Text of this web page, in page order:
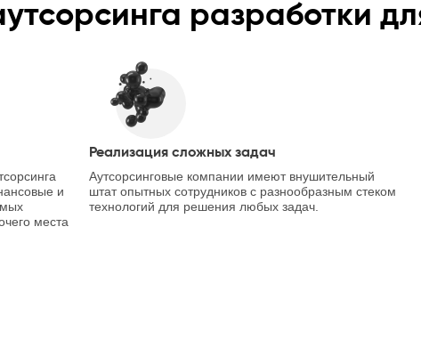
разработки
и
места
Реализация сложных задач
Аутсорсинговые компании имеют внушительный
штат опытных сотрудников с разнообразным стеком
технологий для решения любых задач.